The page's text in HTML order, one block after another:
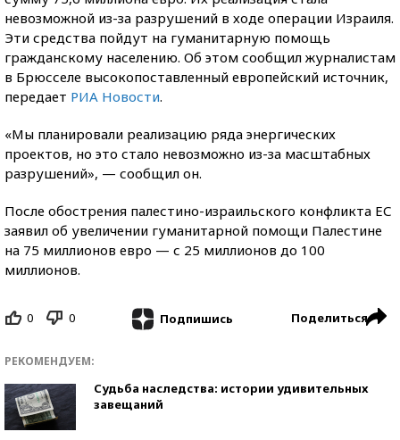
невозможной из-за разрушений в ходе операции Израиля.
Эти средства пойдут на гуманитарную помощь
гражданскому населению. Об этом сообщил журналистам
в Брюсселе высокопоставленный европейский источник,
передает РИА Новости.
«Мы планировали реализацию ряда энергических
проектов, но это стало невозможно из-за масштабных
разрушений», — сообщил он.
После обострения палестино-израильского конфликта ЕС
заявил об увеличении гуманитарной помощи Палестине
на 75 миллионов евро — с 25 миллионов до 100
миллионов.
0 0 Подпишись Поделиться
РЕКОМЕНДУЕМ:
Судьба наследства: истории удивительных
завещаний